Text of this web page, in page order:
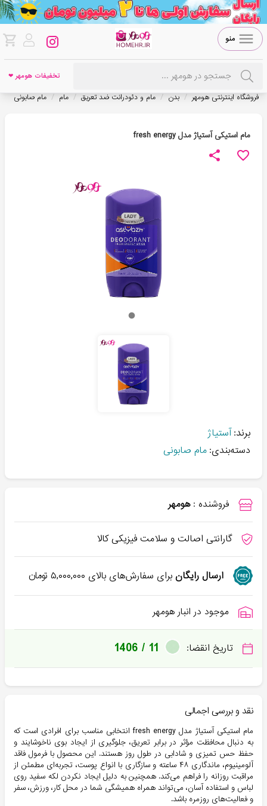
منو
تخفیفات هومهر ❤
فروشگاه اینترنتی هومهر / بدن / مام و دئودرانت ضد تعریق / مام / مام صابونی
مام استیکی آستیاژ مدل fresh energy
برند: آستیاژ
دسته‌بندی: مام صابونی
فروشنده : هومهر
گارانتی اصالت و سلامت فیزیکی کالا
ارسال رایگانبرای سفارش‌های بالای ۵,۰۰۰,۰۰۰تومان
موجود در انبار هومهر
تاریخ انقضا: 1406 / 11
نقد و بررسی اجمالی
مام استیکی آستیاژ مدل fresh energy انتخابی مناسب برای افرادی است که
به دنبال محافظت مؤثر در برابر تعریق، جلوگیری از ایجاد بوی ناخوشایند و
حفظ حس تمیزی و شادابی در طول روز هستند. این محصول با فرمول فاقد
آلومینیوم، ماندگاری ۴۸ ساعته و سازگاری با انواع پوست، تجربه‌ای مطمئن از
مراقبت روزانه را فراهم می‌کند. همچنین به دلیل ایجاد نکردن لکه سفید روی
لباس و استفاده آسان، می‌تواند همراه همیشگی شما در محل کار، ورزش، سفر
و فعالیت‌های روزمره باشد.